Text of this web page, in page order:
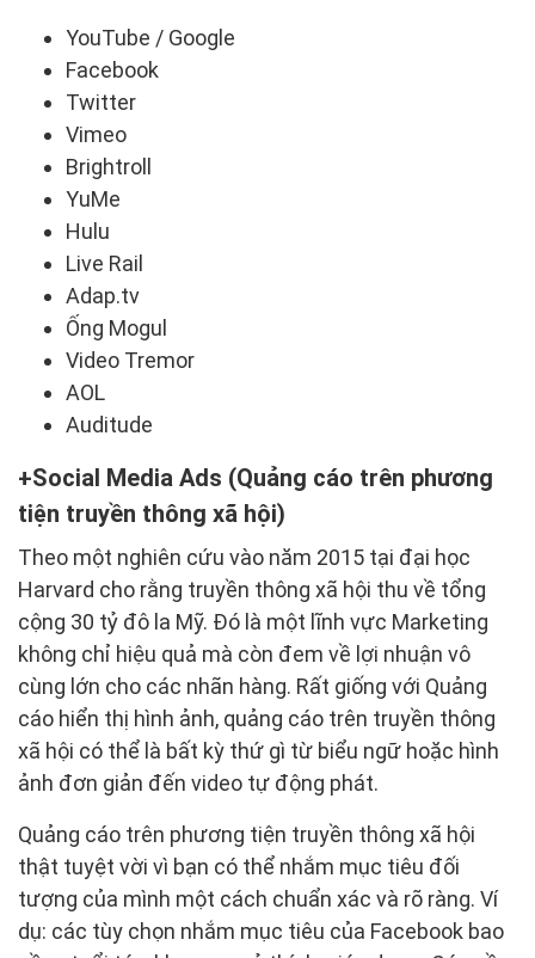
YouTube / Google
Facebook
Twitter
Vimeo
Brightroll
YuMe
Hulu
Live Rail
Adap.tv
Ống Mogul
Video Tremor
AOL
Auditude
Social Media Ads (Quảng cáo trên phương
tiện truyền thông xã hội)
Theo một nghiên cứu vào năm 2015 tại đại học
Harvard cho rằng truyền thông xã hội thu về tổng
cộng 30 tỷ đô la Mỹ. Đó là một lĩnh vực Marketing
không chỉ hiệu quả mà còn đem về lợi nhuận vô
cùng lớn cho các nhãn hàng. Rất giống với Quảng
cáo hiển thị hình ảnh, quảng cáo trên truyền thông
xã hội có thể là bất kỳ thứ gì từ biểu ngữ hoặc hình
ảnh đơn giản đến video tự động phát.
Quảng cáo trên phương tiện truyền thông xã hội
thật tuyệt vời vì bạn có thể nhắm mục tiêu đối
tượng của mình một cách chuẩn xác và rõ ràng. Ví
dụ: các tùy chọn nhắm mục tiêu của Facebook bao